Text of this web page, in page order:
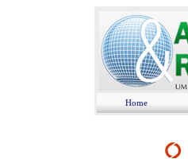
Home